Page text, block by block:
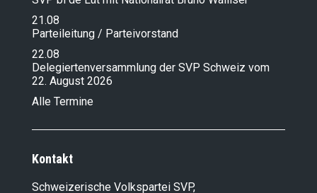
21.08
Parteileitung / Parteivorstand
22.08
Delegiertenversammlung der SVP Schweiz vom
22. August 2026
Alle Termine
Kontakt
Schweizerische Volkspartei SVP,